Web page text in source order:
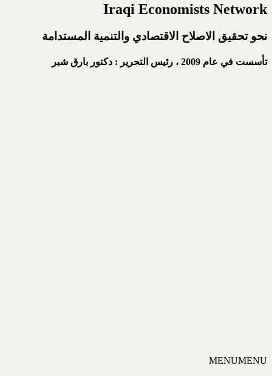
Iraqi Economists Network
نحو تحقيق الاصلاح الاقتصادي والتنمية المستدامة
تأسست في عام 2009 ، رئيس التحرير : دكتور بارق شبر
MENUMENU